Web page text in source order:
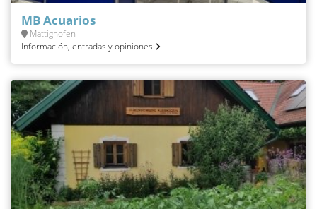
MB Acuarios
Mattighofen
Información, entradas y opiniones